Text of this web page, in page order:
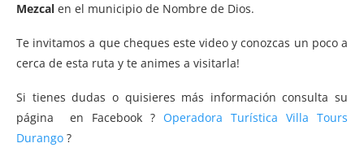
Mezcal en el municipio de Nombre de Dios.
Te invitamos a que cheques este video y conozcas un poco a
cerca de esta ruta y te animes a visitarla!
Si tienes dudas o quisieres más información consulta su
página en Facebook ? Operadora Turística Villa Tours
Durango ?